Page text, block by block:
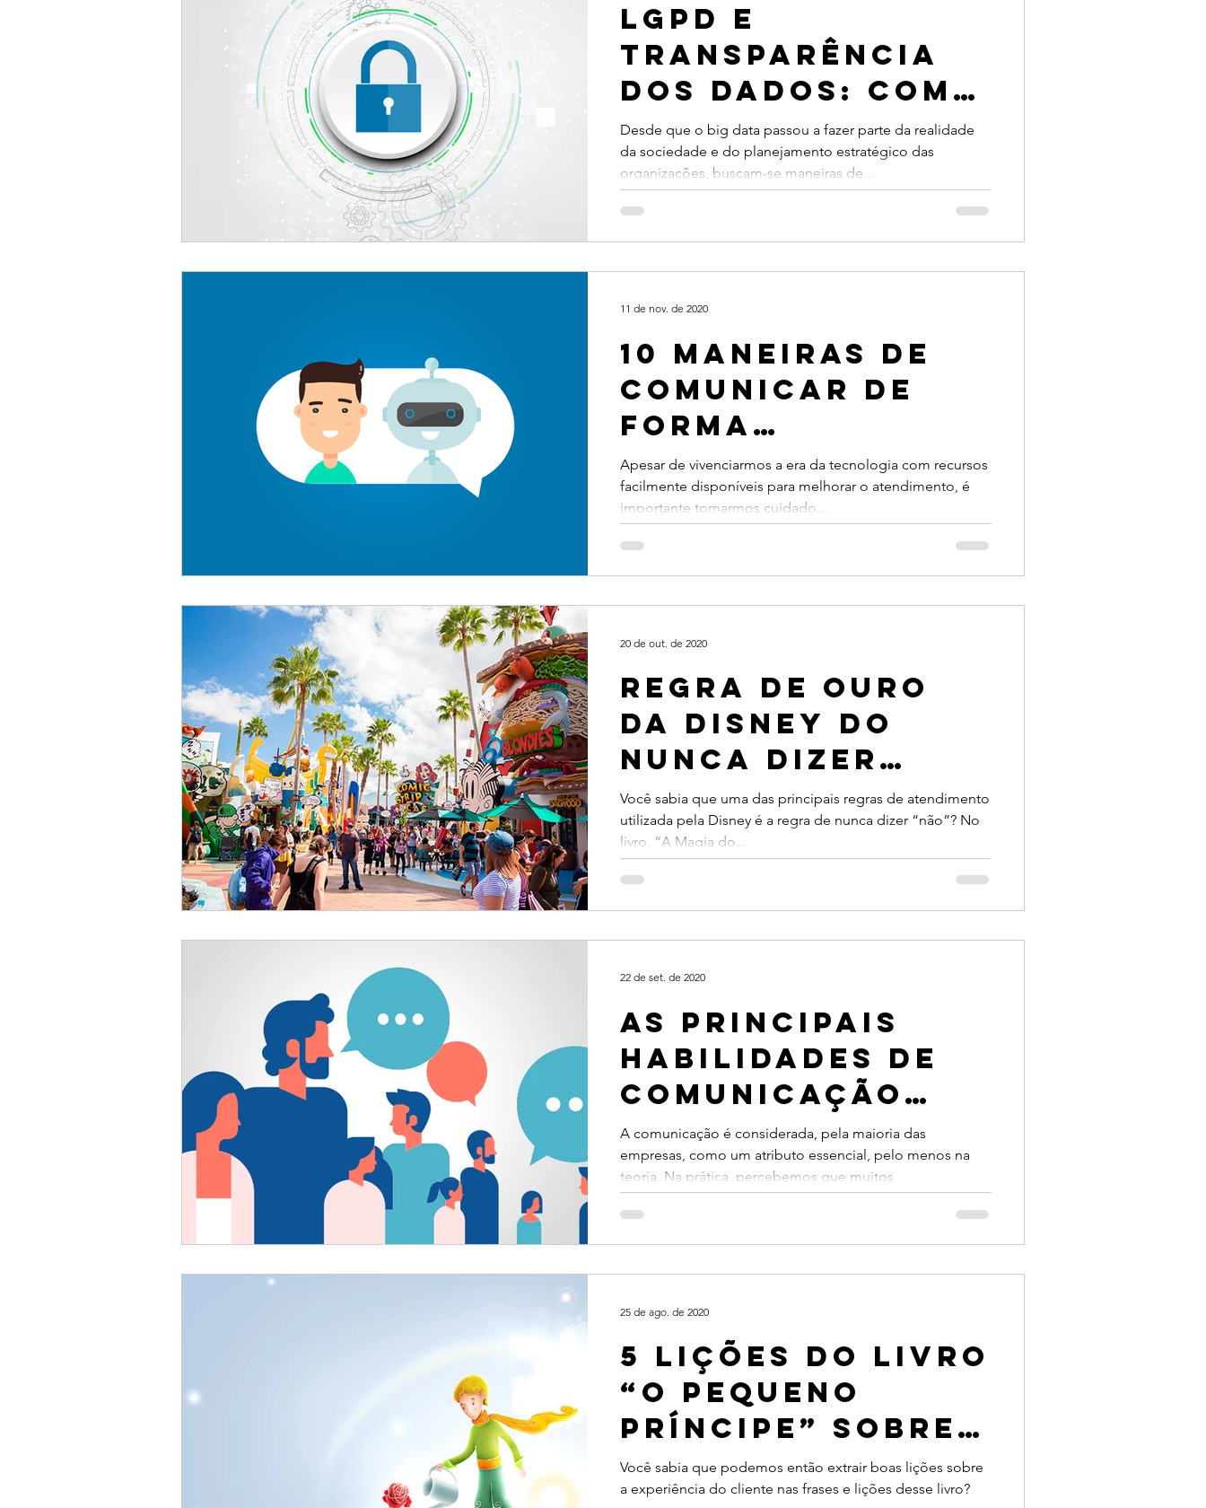
LGPD e
transparência
dos dados: como
manter uma
relação de
confiança com o
cliente
Desde que o big data passou a fazer parte da realidade
da sociedade e do planejamento estratégico das
organizações, buscam-se maneiras de...
10 maneiras de
comunicar de
forma
humanizada no
atendimento
Apesar de vivenciarmos a era da tecnologia com recursos
facilmente disponíveis para melhorar o atendimento, é
importante tomarmos cuidado...
11 de nov. de 2020
Regra de Ouro
da Disney do
nunca dizer
“não” aplicada
na Experiência
do Cliente
Você sabia que uma das principais regras de atendimento
utilizada pela Disney é a regra de nunca dizer “não”? No
livro, “A Magia do...
20 de out. de 2020
As principais
habilidades de
comunicação
que as empresas
precisam ter
A comunicação é considerada, pela maioria das
empresas, como um atributo essencial, pelo menos na
teoria. Na prática, percebemos que muitos
22 de set. de 2020
5 lições do livro
“O Pequeno
Príncipe” sobre
Experiência do
Cliente
Você sabia que podemos então extrair boas lições sobre
a experiência do cliente nas frases e lições desse livro?
25 de ago. de 2020